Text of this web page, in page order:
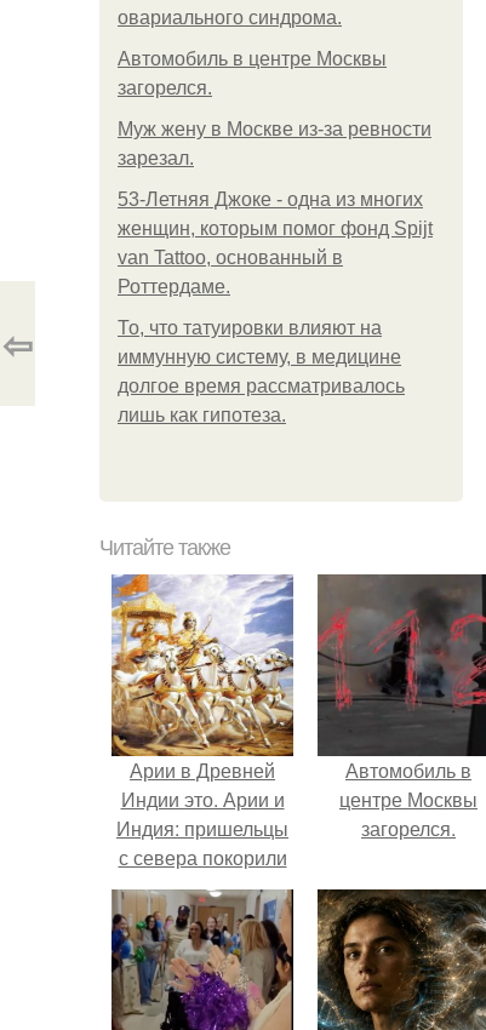
овариального синдрома.
Автомобиль в центре Москвы
загорелся.
Mуж жену в Москве из-за ревности
зарезал.
53-Летняя Джоке - одна из многих
женщин, которым помог фонд Spijt
van Tattoo, основанный в
Роттердаме.
То, что татуировки влияют на
иммунную систему, в медицине
долгое время рассматривалось
лишь как гипотеза.
⇦
Читайте также
Арии в Древней
Индии это. Арии и
Индия: пришельцы
с севера покорили
местных
супероружием.
Автомобиль в
центре Москвы
загорелся.